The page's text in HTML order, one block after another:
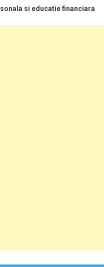
si educatie financiara